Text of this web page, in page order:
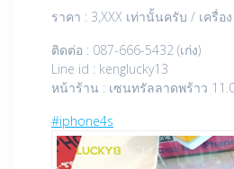
ราคา : 3,XXX เท่านั้นครับ / เครื่อง
ติดต่อ : 087-666-5432 (เก่ง)
Line id : kenglucky13
หน้าร้าน : เซนทรัลลาดพร้าว
‪#‎iphone4s‬